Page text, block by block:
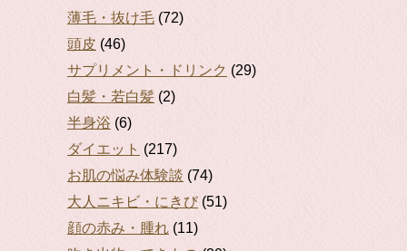
薄毛・抜け毛 (72)
頭皮 (46)
サプリメント・ドリンク (29)
白髪・若白髪 (2)
半身浴 (6)
ダイエット (217)
お肌の悩み体験談 (74)
大人ニキビ・にきび (51)
顔の赤み・腫れ (11)